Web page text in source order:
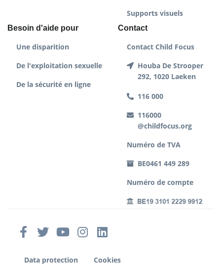
Supports visuels
Besoin d'aide pour
Une disparition
De l'exploitation sexuelle
De la sécurité en ligne
Contact
Contact Child Focus
Houba De Strooper
292, 1020 Laeken
116 000
116000
@childfocus.org
Numéro de TVA
BE0461 449 289
Numéro de compte
Data protection Cookies